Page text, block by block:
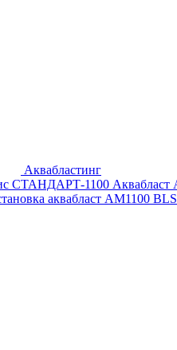
Аквабластинг
СТАНДАРТ-1100
аквабласт AM1100